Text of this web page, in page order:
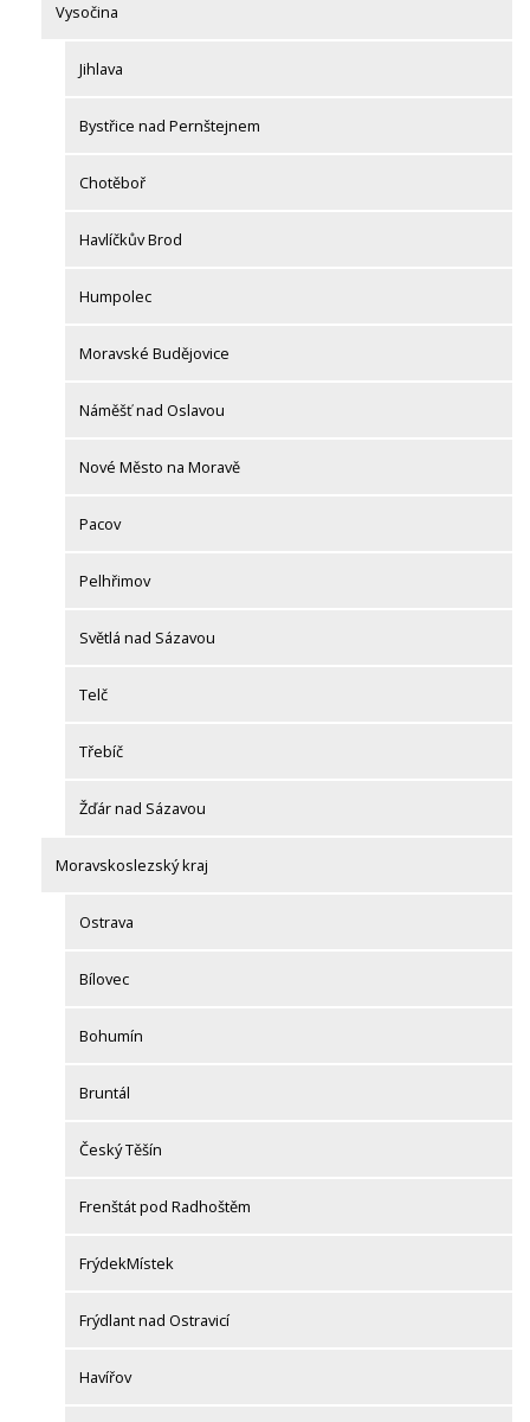
Vysočina
Jihlava
Bystřice nad Pernštejnem
Chotěboř
Havlíčkův Brod
Humpolec
Moravské Budějovice
Náměšť nad Oslavou
Nové Město na Moravě
Pacov
Pelhřimov
Světlá nad Sázavou
Telč
Třebíč
Žďár nad Sázavou
Moravskoslezský kraj
Ostrava
Bílovec
Bohumín
Bruntál
Český Těšín
Frenštát pod Radhoštěm
FrýdekMístek
Frýdlant nad Ostravicí
Havířov